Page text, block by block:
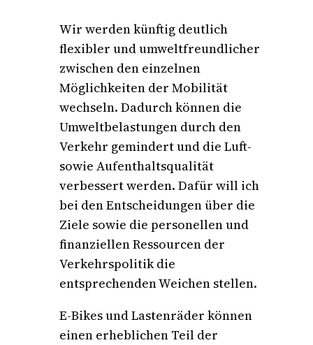
Wir werden künftig deutlich
flexibler und umweltfreundlicher
zwischen den einzelnen
Möglichkeiten der Mobilität
wechseln. Dadurch können die
Umweltbelastungen durch den
Verkehr gemindert und die Luft-
sowie Aufenthaltsqualität
verbessert werden. Dafür will ich
bei den Entscheidungen über die
Ziele sowie die personellen und
finanziellen Ressourcen der
Verkehrspolitik die
entsprechenden Weichen stellen.
E-Bikes und Lastenräder können
einen erheblichen Teil der